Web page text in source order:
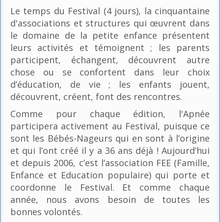
Le temps du Festival (4 jours), la cinquantaine
d'associations et structures qui œuvrent dans
le domaine de la petite enfance présentent
leurs activités et témoignent ; les parents
participent, échangent, découvrent autre
chose ou se confortent dans leur choix
d’éducation, de vie ; les enfants jouent,
découvrent, créent, font des rencontres.
Comme pour chaque édition, l'Apnée
participera activement au Festival, puisque ce
sont les Bébés-Nageurs qui en sont à l’origine
et qui l’ont créé il y a 36 ans déjà ! Aujourd’hui
et depuis 2006, c’est l’association FEE (Famille,
Enfance et Education populaire) qui porte et
coordonne le Festival. Et comme chaque
année, nous avons besoin de toutes les
bonnes volontés.